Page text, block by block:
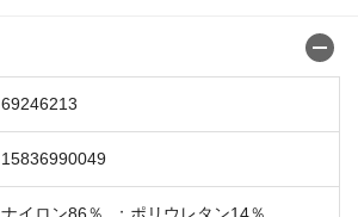
69246213
15836990049
ナイロン86％ .；ポリウレタン14％